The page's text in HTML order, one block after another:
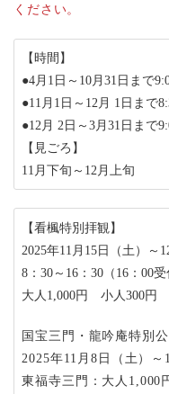
ください。
【時間】
●4月1日～10月31日まで
●11月1日～12月 1日まで
●12月 2日～3月31日まで
【見ごろ】
11月下旬～12月上旬
【看楓特別拝観】
2025年11月15日（土）～
8：30～16：30（16：00受
大人1,000円 小人300円
国宝三門・龍吟庵特別公
2025年11月8日（土）～
東福寺三門：大人1,000